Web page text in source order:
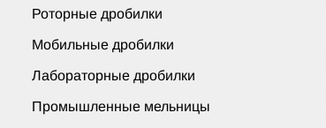
Роторные дробилки
Мобильные дробилки
Лабораторные дробилки
Промышленные мельницы